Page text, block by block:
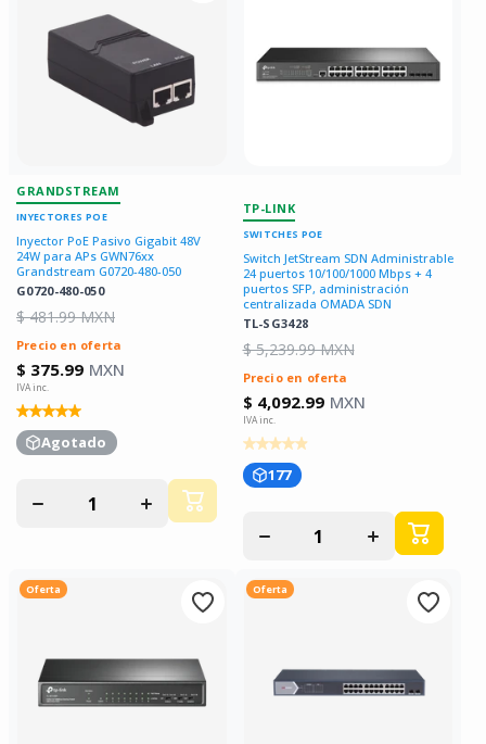
GRANDSTREAM
INYECTORES POE
G0720-480-050
Inyector PoE Pasivo Gigabit 48V
24W para APs GWN76xx
Grandstream G0720-480-050
$ 481.99 MXN
Precio en oferta
$ 375.99 MXN
Agotado
cantidad
Aumentar
cantidad
para
TP-LINK
SWITCHES POE
TL-SG3428
Switch JetStream SDN Administrable
24 puertos 10/100/1000 Mbps + 4
puertos SFP, administración
centralizada OMADA SDN
$ 5,239.99 MXN
Precio en oferta
$ 4,092.99 MXN
177
cantidad
Aumentar
cantidad
para
Oferta Oferta